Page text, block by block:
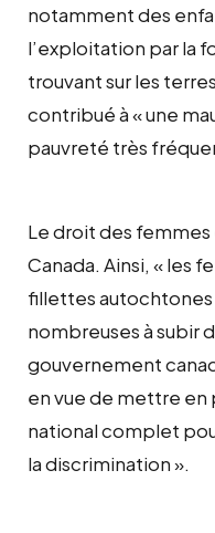
notamment des
l’exploitation par la
trouvant sur les
contribué à « une
pauvreté très
Le droit des
Canada. Ainsi, « les
fillettes
nombreuses à subir
gouvernement
en vue de mettre en
national complet
la discrimination ».